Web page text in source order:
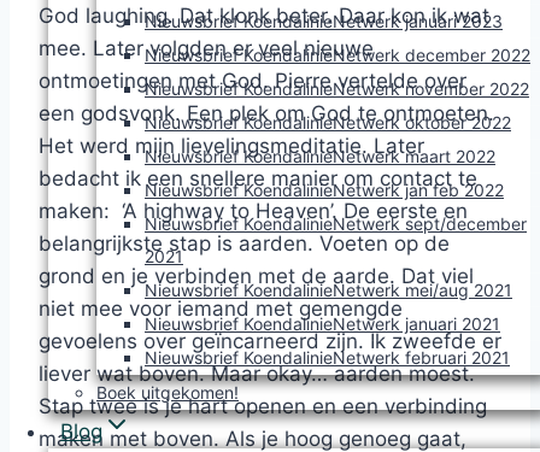
Nieuwsbrief KoendalinieNetwerk januari 2023
Nieuwsbrief KoendalinieNetwerk december 2022
Nieuwsbrief KoendalinieNetwerk november 2022
Nieuwsbrief KoendalinieNetwerk oktober 2022
Nieuwsbrief KoendalinieNetwerk maart 2022
Nieuwsbrief KoendalinieNetwerk jan feb 2022
Nieuwsbrief KoendalinieNetwerk sept/december
2021
Nieuwsbrief KoendalinieNetwerk mei/aug 2021
Nieuwsbrief KoendalinieNetwerk januari 2021
Nieuwsbrief KoendalinieNetwerk februari 2021
Boek uitgekomen!
Blog
God laughing. Dat klonk beter. Daar kon ik wat
mee. Later volgden er veel nieuwe
ontmoetingen met God. Pierre vertelde over
een godsvonk. Een plek om God te ontmoeten.
Het werd mijn lievelingsmeditatie. Later
bedacht ik een snellere manier om contact te
maken: ‘A highway to Heaven’. De eerste en
belangrijkste stap is aarden. Voeten op de
grond en je verbinden met de aarde. Dat viel
niet mee voor iemand met gemengde
gevoelens over geïncarneerd zijn. Ik zweefde er
liever wat boven. Maar okay… aarden moest.
Stap twee is je hart openen en een verbinding
maken met boven. Als je hoog genoeg gaat,